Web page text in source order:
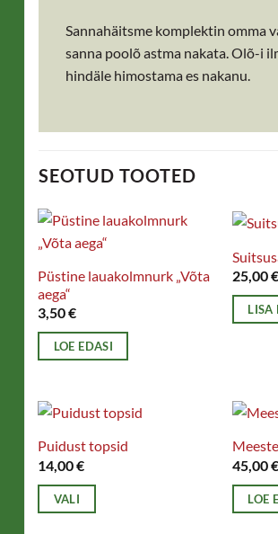
Sannahäitsme komplektin omma
sanna poolõ astma nakata. Olõ-i
hindäle himostama es nakanu.
SEOTUD TOOTED
Püstine lauakolmnurk „Võta
aega“
3,50€
LOE EDASI
25,00€
LISA
Puidust topsid
14,00€
VALI
45,00€
LOE